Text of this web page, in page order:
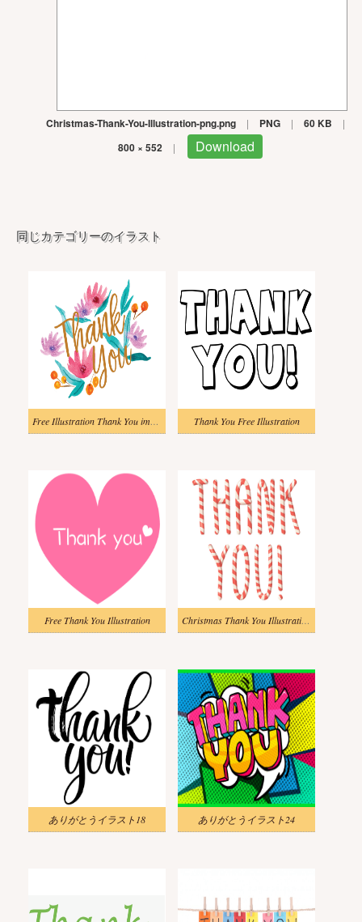
Christmas-Thank-You-Illustration-png.png | PNG | 60 KB |
800 × 552 | Download
同じカテゴリーのイラスト
Free Illustration Thank You image Thank You Free Illustration
Free Thank You Illustration Christmas Thank You Illustration image
ありがとうイラスト18 ありがとうイラスト24